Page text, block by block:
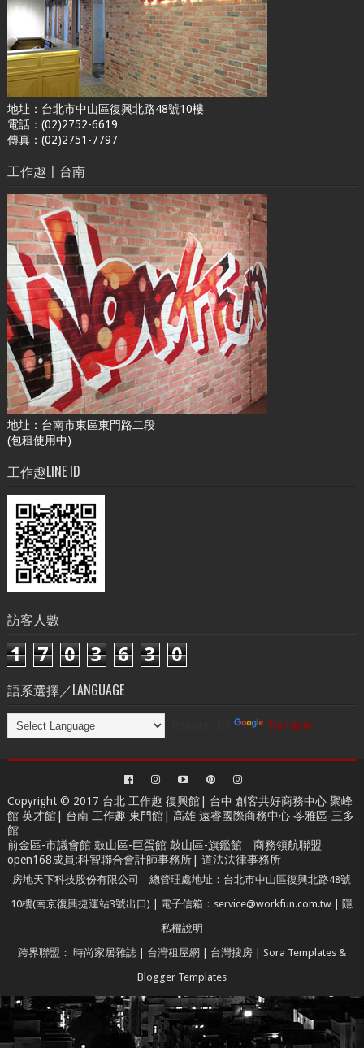
地址：台北市中山區復興北路48號10樓
電話：(02)2752-6619
傳真：(02)2751-7797
工作趣〡台南
地址：台南市東區東門路二段
(包租使用中)
工作趣LINE ID
訪客人數
1 7 0 3 6 3 0
語系選擇／LANGUAGE
Translate
Copyright © 2017 台北 工作趣 復興館| 台中 創客共好商務中心聚峰
館 英才館| 台南 工作趣 東門館| 高雄 遠睿國際商務中心苓雅區-三多
館
前金區-市議會館 鼓山區-巨蛋館 鼓山區-旗鑑館 商務領航聯盟
open168成員:科智聯合會計師事務所| 道法法律事務所
房地天下科技股份有限公司 總管理處地址：台北市中山區復興北路48號
10樓(南京復興捷運站3號出口) | 電子信箱：service@workfun.com.tw | 隱
私權說明
跨界聯盟： 時尚家居雜誌| 台灣租屋網 台灣搜房| Sora Templates&
Blogger Templates